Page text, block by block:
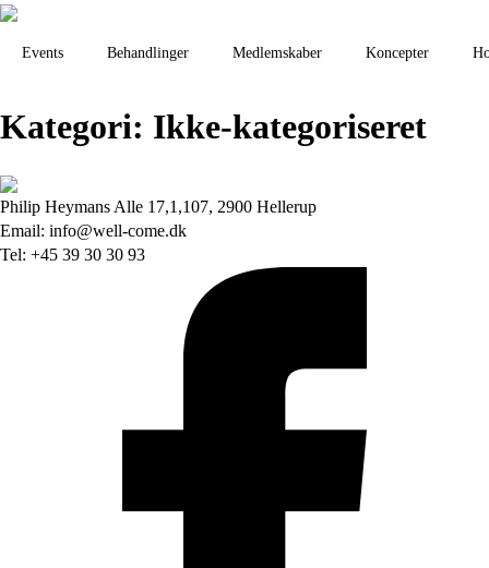
Events Behandlinger Medlemskaber Koncepter
Kategori: Ikke-kategoriseret
Philip Heymans Alle 17,1,107, 2900 Hellerup
Email: info@well-come.dk
Tel: +45 39 30 30 93